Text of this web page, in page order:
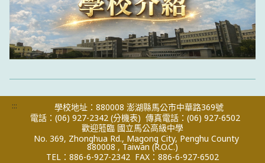
:::
學校地址：880008 澎湖縣馬公市中華路369號
電話：(06) 927-2342 (分機表) 傳真電話：(06) 927-6502
歡迎蒞臨 國立馬公高級中學
No. 369, Zhonghua Rd., Magong City, Penghu County
880008 , Taiwan (R.O.C.)
TEL：886-6-927-2342 FAX：886-6-927-6502